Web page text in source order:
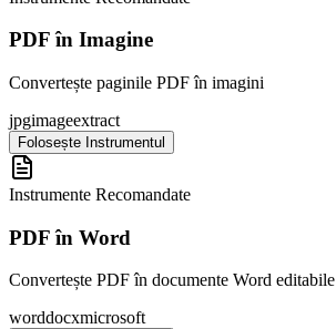
PDF în Imagine
Convertește paginile PDF în imagini
jpgimageextract
Folosește Instrumentul
Instrumente Recomandate
PDF în Word
Convertește PDF în documente Word editabile
worddocxmicrosoft